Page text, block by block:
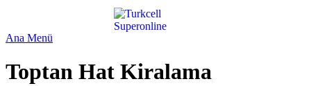
Ana Menü
Toptan Hat Kiralama